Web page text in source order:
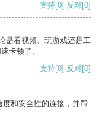
支持[0] 反对[0]
是看视频、玩游戏还是工
卡顿了。
支持[0] 反对[0]
和安全性的连接，并帮